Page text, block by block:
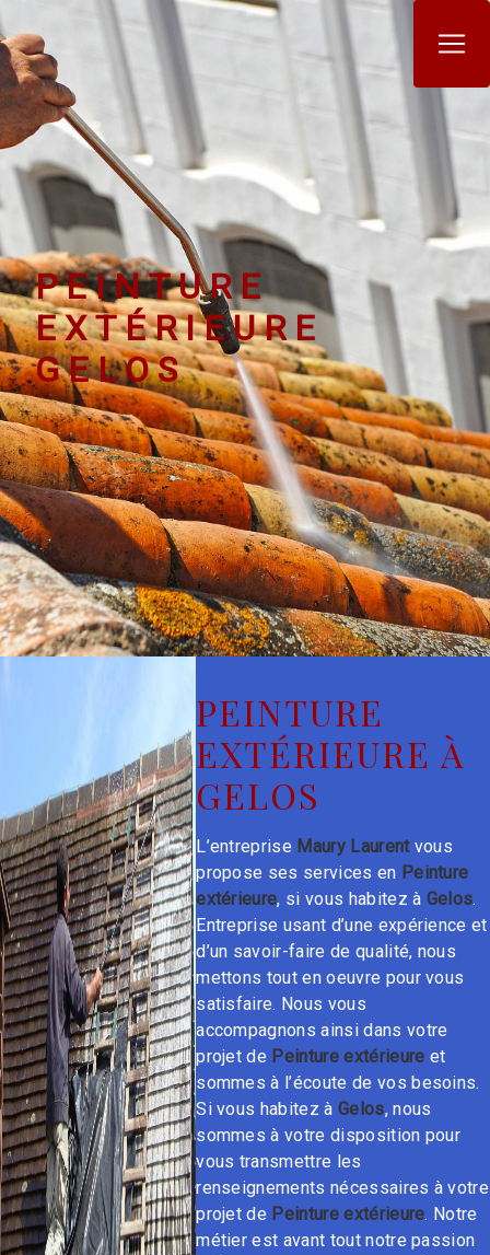
PEINTURE
EXTÉRIEURE
GELOS
PEINTURE
EXTÉRIEURE À
GELOS
L’entreprise Maury Laurentvous
propose ses services en Peinture
extérieure, si vous habitez à Gelos.
Entreprise usant d’une expérience et
d’un savoir-faire de qualité, nous
mettons tout en oeuvre pour vous
satisfaire. Nous vous
accompagnons ainsi dans votre
projet de Peinture extérieure et
sommes à l’écoute de vos besoins.
Si vous habitez à Gelos, nous
sommes à votre disposition pour
vous transmettre les
renseignements nécessaires à votre
projet de Peinture extérieure. Notre
métier est avant tout notre passion
Panneau de gestion des cookies